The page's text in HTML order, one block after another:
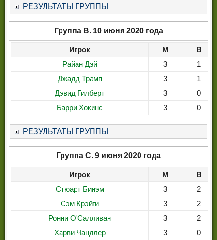
РЕЗУЛЬТАТЫ ГРУППЫ
Группа B. 10 июня 2020 года
Игрок М
В
Райан Дэй
3
1
Джадд Трамп
3
1
Дэвид Гилберт
3
0
Барри Хокинс
3 0
РЕЗУЛЬТАТЫ ГРУППЫ
Группа C. 9 июня 2020 года
Игрок М
В
Стюарт Бинэм
3
2
Сэм Крэйги
3
2
Ронни О'Салливан
3
2
Харви Чандлер
3 0